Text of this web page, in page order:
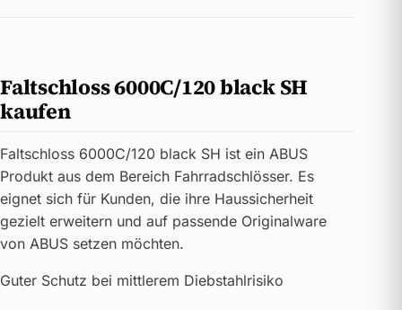
Faltschloss 6000C/120 black SH
kaufen
Faltschloss 6000C/120 black SH ist ein ABUS
Produkt aus dem Bereich Fahrradschlösser. Es
eignet sich für Kunden, die ihre Haussicherheit
gezielt erweitern und auf passende Originalware
von ABUS setzen möchten.
Guter Schutz bei mittlerem Diebstahlrisiko